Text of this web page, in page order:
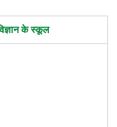
के स्कूल